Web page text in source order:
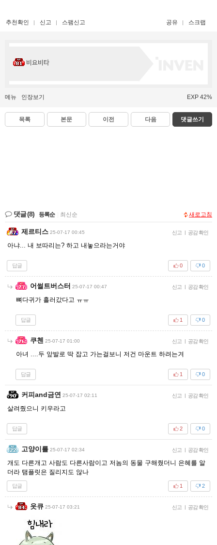
추천확인 신고 스팸신고 공유 스크랩
비요비타
메뉴 인장보기 EXP 42%
목록 본문 이전 다음 댓글쓰기
댓글(8) 등록순 최신순 새로고침
제르티스 25-07-17 00:45 신고 | 공감 확인
아냐... 내 보따리는? 하고 내놓으라는거야
답글 0
0
어썰트버스터 25-07-17 00:47 신고 | 공감 확인
뼈다귀가 흘러갔다고 ㅠㅠ
답글 0
1
쿠첸 25-07-17 01:00 신고 | 공감 확인
아녀 ....두 앞발로 딱 잡고 가는걸보니 저건 마운트 하려는겨
답글 0
1
커피and금연 25-07-17 02:11 신고 | 공감 확인
살려줬으니 키우라고
답글 0
2
고양이를 25-07-17 02:34 신고 | 공감 확인
개도 다른개고 사람도 다른사람이고 저놈의 동물 구해줬더니 은혜를 알
더라 탬플릿은 질리지도 않나
답글 2
1
읏큐 25-07-17 03:21 신고 | 공감 확인